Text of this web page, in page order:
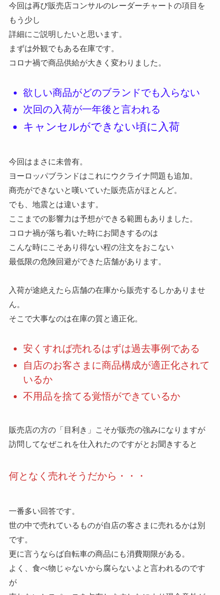
今回は再び販売店コンサルのレーダーチャートの項目を
もう少し
詳細にご説明したいと思います。
まずは外観でもある在庫です。
コロナ禍で商品供給が大きく変わりました。
欲しい商品がどのブランドでも入らない
次回の入荷が一年後と言われる
キャンセルができない頃に入荷
今回はまさに未曾有。
ヨーロッパブランドはこれにウクライナ問題も追加。
商売ができないと嘆いていた販売店がほとんど。
でも、地震とは違います。
ここまでの影響力は予想ができる範囲もありました。
コロナ禍が落ち着いた時にお聞きするのは
こんな時にこそあり得ない程の注文をおこない
最低限の危険回避ができた店舗があります。
入荷が途絶えたら店舗の在庫から販売するしかありませ
ん。
そこで大事なのは在庫の質と適正化。
安くすれば売れるはずは過去事例である
自店のお客さまに商品構成が適正化されて
いるか
不用品を捨てる覚悟ができているか
販売店の方の「目利き」こそが販売の強みになりますが
訪問してなぜこれを仕入れたのですがとお聞きすると
何となく売れそうだから・・・
一番多い回答です。
世の中で売れているものが自店の客さまに売れるかは別
です。
更に言うならば自転車の商品にも消費期限がある。
よく、食べ物じゃないから腐らないよと言われるのです
が